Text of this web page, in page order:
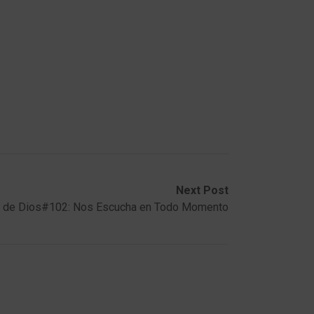
Next Post
de Dios#102: Nos Escucha en Todo Momento